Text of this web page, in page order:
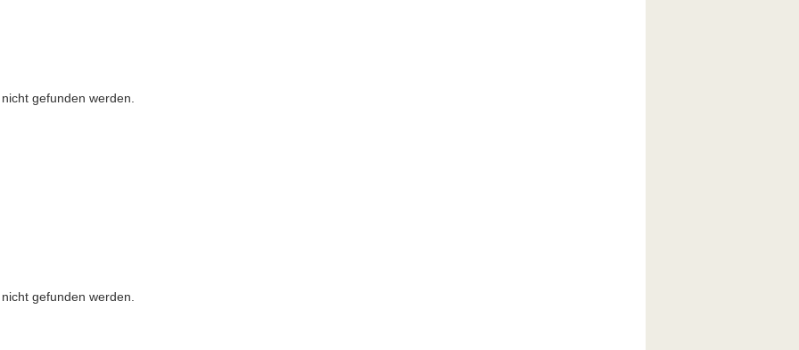
gefunden werden.
gefunden werden.